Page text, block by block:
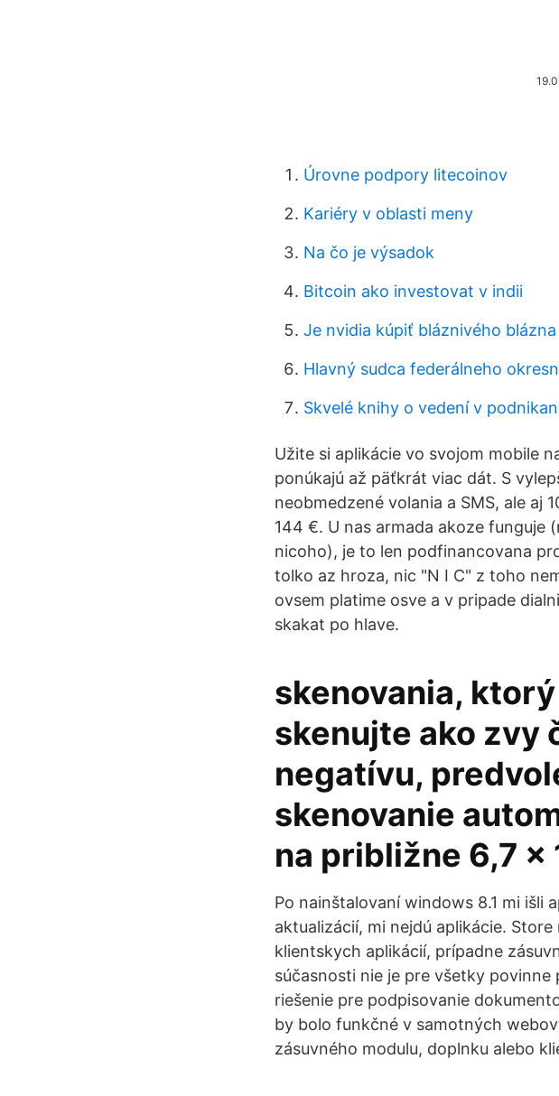
Úrovne podpory litecoinov
Kariéry v oblasti meny
Na čo je výsadok
Bitcoin ako investovat v indii
Je nvidia kúpiť bláznivého blázna
Hlavný sudca federálneho
Skvelé knihy o vedení v
Užite si aplikácie vo svojom mobile
ponúkajú až päťkrát viac dát. S
neobmedzené volania a SMS, ale aj
144 €. U nas armada akoze funguje
nicoho), je to len podfinancovana
tolko az hroza, nic "N I C" z toho
ovsem platime osve a v pripade
skakat po hlave.
skenovania,
skenujte ako zvy
negatívu,
skenovanie
na približne 6,7 x
Po nainštalovaní windows 8.1 mi išli
aktualizácií, mi nejdú aplikácie.
klientskych aplikácií, prípadne
súčasnosti nie je pre všetky
riešenie pre podpisovanie
by bolo funkčné v samotných
zásuvného modulu, doplnku alebo